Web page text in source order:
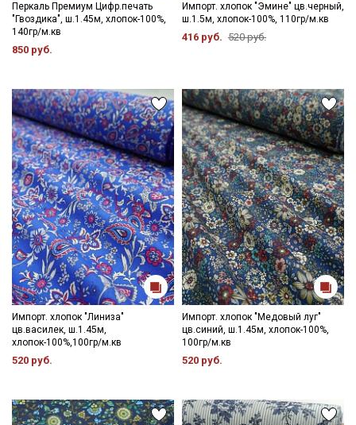
Перкаль Премиум Цифр.печать
"Гвоздика", ш.1.45м, хлопок-100%,
140гр/м.кв
850 руб.
Импорт. хлопок "Эмине" цв.черный,
ш.1.5м, хлопок-100%, 110гр/м.кв
416 руб. 520 руб.
Импорт. хлопок "Линиза"
цв.василек, ш.1.45м,
хлопок-100%,100гр/м.кв
520 руб.
Импорт. хлопок "Медовый луг"
цв.синий, ш.1.45м, хлопок-100%,
100гр/м.кв
520 руб.